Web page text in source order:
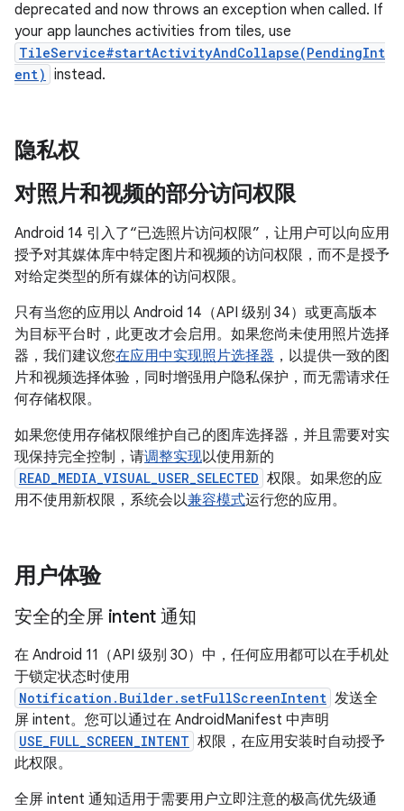
deprecated and now throws an exception when called. If
your app launches activities from tiles, use
TileService#startActivityAndCollapse(PendingInt
ent) instead.
隐私权
对照片和视频的部分访问权限
Android 14 引入了“已选照片访问权限”，让用户可以向应用
授予对其媒体库中特定图片和视频的访问权限，而不是授予
对给定类型的所有媒体的访问权限。
只有当您的应用以 Android 14（API 级别 34）或更高版本
为目标平台时，此更改才会启用。如果您尚未使用照片选择
器，我们建议您在应用中实现照片选择器 ，以提供一致的图
片和视频选择体验，同时增强用户隐私保护，而无需请求任
何存储权限。
如果您使用存储权限维护自己的图库选择器，并且需要对实
现保持完全控制，请调整实现以使用新的
READ_MEDIA_VISUAL_USER_SELECTED 权限。如果您的应
用不使用新权限，系统会以兼容模式运行您的应用。
用户体验
安全的全屏 intent 通知
在 Android 11（API 级别 30）中，任何应用都可以在手机处
于锁定状态时使用
Notification.Builder.setFullScreenIntent 发送全
屏 intent。您可以通过在 AndroidManifest 中声明
USE_FULL_SCREEN_INTENT 权限，在应用安装时自动授予
此权限。
全屏 intent 通知适用于需要用户立即注意的极高优先级通